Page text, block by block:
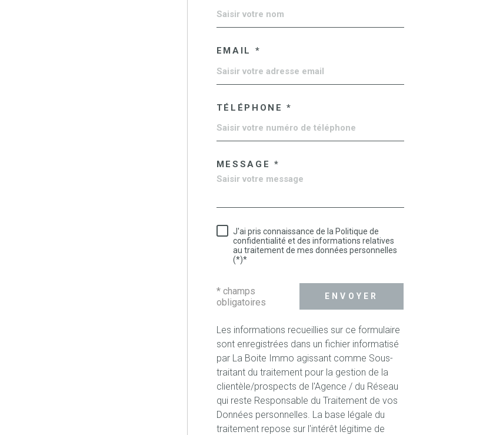
EMAIL *
TÉLÉPHONE *
MESSAGE *
J'ai pris connaissance de la Politique de
confidentialité et des informations relatives
au traitement de mes données personnelles
(*)*
* champs
obligatoires
ENVOYER
Les informations recueillies sur ce formulaire
sont enregistrées dans un fichier informatisé
par La Boite Immo agissant comme Sous-
traitant du traitement pour la gestion de la
clientèle/prospects de l'Agence / du Réseau
qui reste Responsable du Traitement de vos
Données personnelles. La base légale du
traitement repose sur l'intérêt légitime de